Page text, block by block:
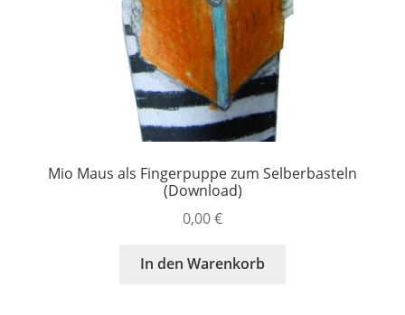
Mio Maus als Fingerpuppe zum Selberbasteln
(Download)
0,00€
In den Warenkorb